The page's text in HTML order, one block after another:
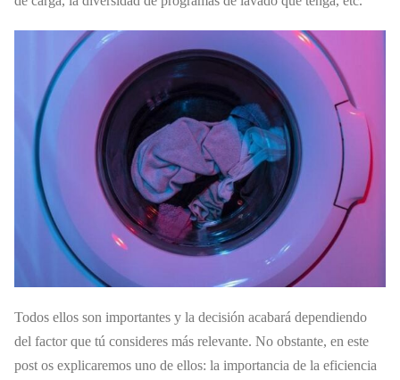
Todos ellos son importantes y la decisión acabará dependiendo
del factor que tú consideres más relevante. No obstante, en este
post os explicaremos uno de ellos: la importancia de la eficiencia